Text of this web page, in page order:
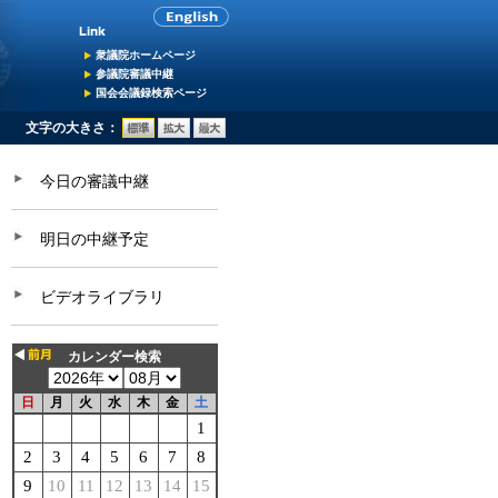
衆議院ホームページ
参議院審議中継
国会会議録検索ページ
文字の大きさ：
今日の審議中継
明日の中継予定
ビデオライブラリ
カレンダー検索
日 月 火 水 木 金 土
1
2
3 4 5 6 7
8
9
10 11 12 13 14
15